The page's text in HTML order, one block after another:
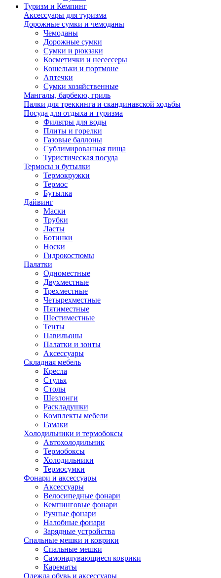
Туризм и Кемпинг
Аксессуары для туризма
Дорожные сумки и чемоданы
Чемоданы
Дорожные сумки
Сумки и рюкзаки
Косметички и несессеры
Кошельки и портмоне
Аптечки
Сумки хозяйственные
Мангалы, барбекю, гриль
Палки для треккинга и скандинавской ходьбы
Посуда для отдыха и туризма
Фильтры для воды
Плиты и горелки
Газовые баллоны
Сублимированная пища
Туристическая посуда
Термосы и бутылки
Термокружки
Термос
Бутылка
Дайвинг
Маски
Трубки
Ласты
Ботинки
Носки
Гидрокостюмы
Палатки
Одноместные
Двухместные
Трехместные
Четырехместные
Пятиместные
Шестиместные
Тенты
Павильоны
Палатки и зонты
Аксессуары
Складная мебель
Кресла
Стулья
Столы
Шезлонги
Раскладушки
Комплекты мебели
Гамаки
Холодильники и термобоксы
Автохолодильник
Термобоксы
Холодильники
Термосумки
Фонари и аксессуары
Аксессуары
Велосипедные фонари
Кемпинговые фонари
Ручные фонари
Налобные фонари
Зарядные устройства
Спальные мешки и коврики
Спальные мешки
Самонадувающиеся коврики
Карематы
Одежда обувь и аксессуары